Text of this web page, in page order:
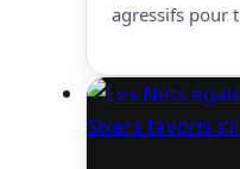
agressifs pour
nom circule
Collins. Il serait
tenteraient le